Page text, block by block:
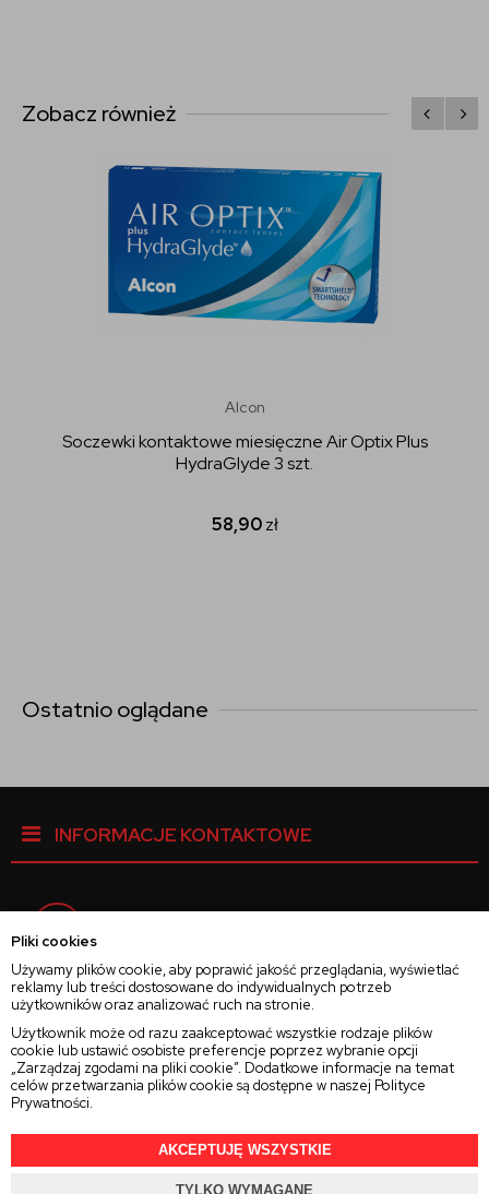
Pliki cookies
Używamy plików cookie, aby poprawić jakość przeglądania, wyświetlać
reklamy lub treści dostosowane do indywidualnych potrzeb
użytkowników oraz analizować ruch na stronie.
Użytkownik może od razu zaakceptować wszystkie rodzaje plików
cookie lub ustawić osobiste preferencje poprzez wybranie opcji
„Zarządzaj zgodami na pliki cookie”. Dodatkowe informacje na temat
celów przetwarzania plików cookie są dostępne w naszej Polityce
Prywatności.
AKCEPTUJĘ WSZYSTKIE
TYLKO WYMAGANE
Zobacz również
Alcon
Soczewki kontaktowe miesięczne Air Optix Plus
HydraGlyde 3 szt.
58,90zł
Ostatnio oglądane
INFORMACJE KONTAKTOWE
Instagram
Twitter
2025 © Wszelkie Prawa ZastrzeżoneRajsoczewek.pl